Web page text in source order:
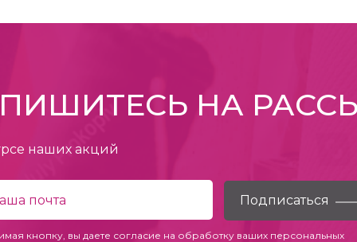
НА
наших акций
кнопку, вы даете согласие на обработку ваших персональных